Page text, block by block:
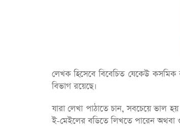
লেখক হিসেবে বিবেচিত যেকেউ কসমিক
বিভাগ রয়েছে।
যারা লেখা পাঠাতে চান, সবচেয়ে
ই-মেইলের বডিতে লিখতে পারেন অথবা